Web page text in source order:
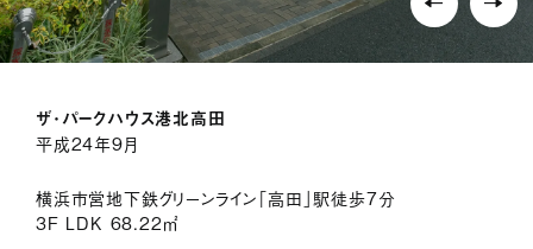
ザ・パークハウス港北高田
平成24年9月
横浜市営地下鉄グリーンライン「高田」駅徒歩7分
3F LDK 68.22㎡
リノベする
サービス紹介
ジャーナル
お問い合わせ
会社情報 採用情報